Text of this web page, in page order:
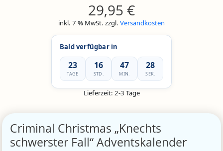
29,95 €
inkl. 7 % MwSt. zzgl. Versandkosten
Bald verfügbar in
23
TAGE
16
STD.
47
MIN.
28
SEK.
Lieferzeit: 2-3 Tage
Criminal Christmas „Knechts
schwerster Fall“ Adventskalender